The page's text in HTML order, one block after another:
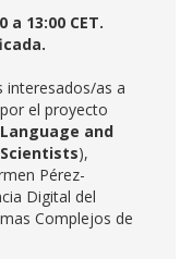
a 13:00 CET.
interesados/as a
el proyecto
and
),
Pérez-
Digital del
Complejos de